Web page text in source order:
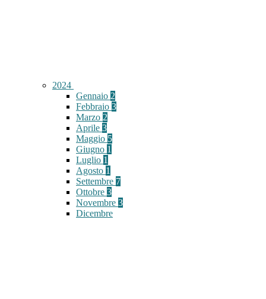
2024
Gennaio 2
Febbraio 3
Marzo 2
Aprile 3
Maggio 5
Giugno 1
Luglio 1
Agosto 1
Settembre 7
Ottobre 3
Novembre 3
Dicembre